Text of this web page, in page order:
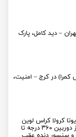
پاور سانروف Power Sunroof
آمپلی فایر
در کرج و تهران – دید کامل، پارک
در کرج – امنیت،
کرولا کراس لوین
راو4(مدل‌های ۲۰۲۴، ۲۰۲۵ و ۲۰۲۶)؛ از دوربین ۳۶۰ درجه تا